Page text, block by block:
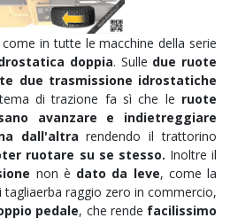
in tutte le macchine della serie
doppia. Sulle due ruote
due trasmissione idrostatiche
di trazione fa sì che le ruote
avanzare e indietreggiare
dall'altra rendendo il trattorino
ruotare su se stesso. Inoltre il
non è dato da leve, come la
raggio zero in commercio,
pedale, che rende facilissimo